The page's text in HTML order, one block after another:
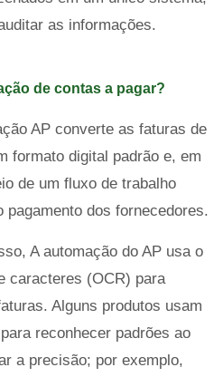
as informações.
de contas a pagar?
AP converte as faturas de
formato digital padrão e, em
de um fluxo de trabalho
dos fornecedores.
A automação do AP usa o
caracteres (OCR) para
Alguns produtos usam
reconhecer padrões ao
a precisão; por exemplo,